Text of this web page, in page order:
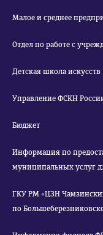
Малое и среднее
Отдел по работе с
Детская школа искусств
Управление ФСКН
Бюджет
Информация по
муниципальных услуг
ГКУ РМ «ЦЗН
по